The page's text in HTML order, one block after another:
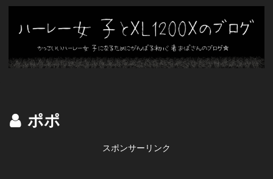
ポポ
スポンサーリンク